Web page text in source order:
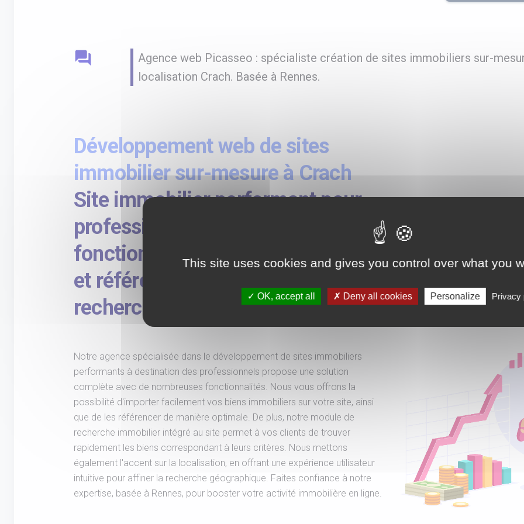
question_answer
Agence web Picasseo : spécialiste création de sites immobiliers sur-
localisation Crach. Basée à Rennes.
Développement web de sites
immobilier sur-mesure à Crach
Site immobilier performant pour
professionnels avec
fonctionnalités avancées, import
et référencement des biens,
recherche intégrée et localisation
Notre agence spécialisée dans le développement de sites immobiliers
performants à destination des professionnels propose une solution
complète avec de nombreuses fonctionnalités. Nous vous offrons la
possibilité d'importer facilement vos biens immobiliers sur votre site, ainsi
que de les référencer de manière optimale. De plus, notre module de
recherche immobilier intégré au site permet à vos clients de trouver
rapidement les biens correspondant à leurs critères. Nous mettons
également l'accent sur la localisation, en offrant une expérience utilisateur
intuitive pour affiner la recherche géographique. Faites confiance à notre
expertise, basée à Rennes, pour booster votre activité immobilière en ligne.
This site uses cookies and gives you control over what you
OK, accept all Deny all cookies Personalize Privacy